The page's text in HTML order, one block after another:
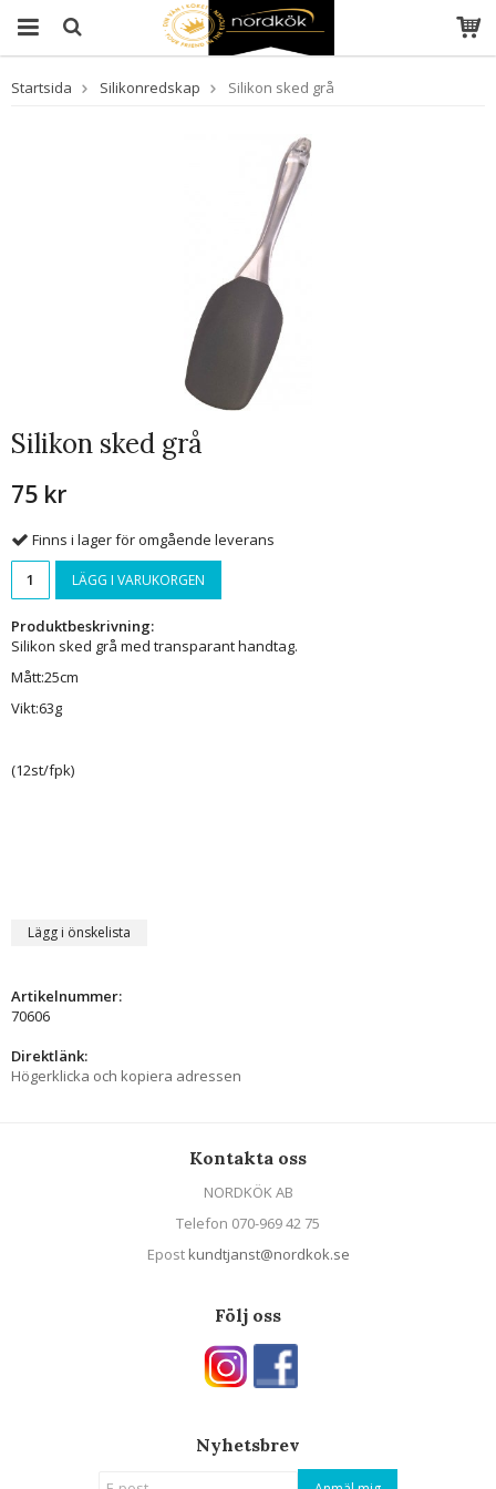
Startsida Silikonredskap Silikon sked grå
Silikon sked grå
75 kr
Finns i lager för omgående leverans
LÄGG I VARUKORGEN
Produktbeskrivning:
Silikon sked grå med transparant handtag.
Mått:25cm
Vikt:63g
(12st/fpk)
Lägg i önskelista
Artikelnummer:
70606
Direktlänk:
Högerklicka och kopiera adressen
Kontakta oss
NORDKÖK AB
Telefon 070-969 42 75
Epost kundtjanst@nordkok.se
Följ oss
Nyhetsbrev